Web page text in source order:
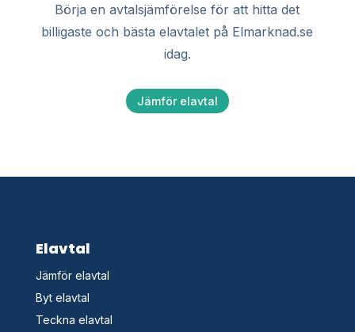
Börja en avtalsjämförelse för att hitta det
billigaste och bästa elavtalet på Elmarknad.se
idag.
Jämför elavtal
Elavtal
Jämför elavtal
Byt elavtal
Teckna elavtal